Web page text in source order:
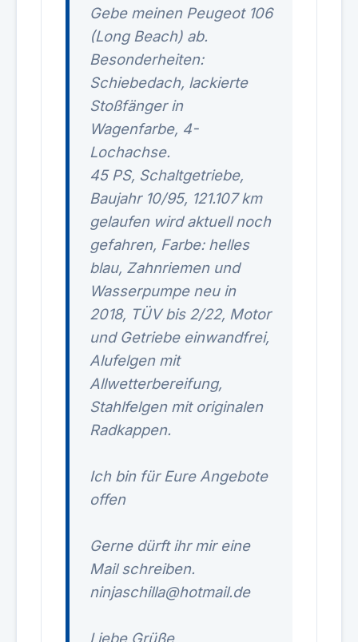
Gebe meinen Peugeot 106
(Long Beach) ab.
Besonderheiten:
Schiebedach, lackierte
Stoßfänger in
Wagenfarbe, 4-
Lochachse.
45 PS, Schaltgetriebe,
Baujahr 10/95, 121.107 km
gelaufen wird aktuell noch
gefahren, Farbe: helles
blau, Zahnriemen und
Wasserpumpe neu in
2018, TÜV bis 2/22, Motor
und Getriebe einwandfrei,
Alufelgen mit
Allwetterbereifung,
Stahlfelgen mit originalen
Radkappen.
Ich bin für Eure Angebote
offen
Gerne dürft ihr mir eine
Mail schreiben.
ninjaschilla@hotmail.de
Liebe Grüße